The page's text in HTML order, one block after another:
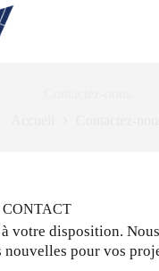
CONTACT
votre disposition.
nouvelles pour vos